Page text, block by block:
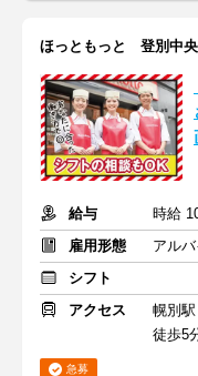
ほっともっと 登別中
給与
時給
雇用形態
アル
シフト
アクセス
幌別駅
徒歩5
急募